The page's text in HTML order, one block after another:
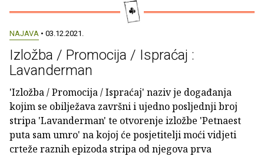
NAJAVA • 03.12.2021.
Izložba / Promocija / Ispraćaj :
Lavanderman
'Izložba / Promocija / Ispraćaj' naziv je događanja
kojim se obilježava završni i ujedno posljednji broj
stripa 'Lavanderman' te otvorenje izložbe 'Petnaest
puta sam umro' na kojoj će posjetitelji moći vidjeti
crteže raznih epizoda stripa od njegova prva